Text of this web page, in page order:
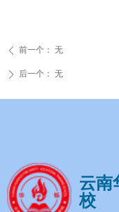
ꄴ 前一个： 无
ꄲ 后一个： 无
云南
校